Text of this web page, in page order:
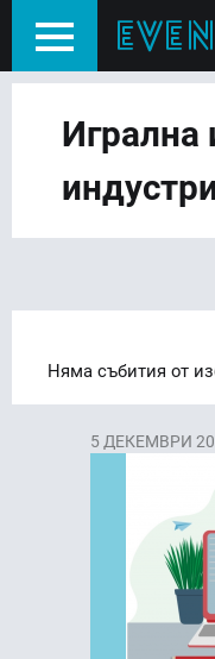
Игрална
Няма събития от
5 ДЕКЕМВРИ